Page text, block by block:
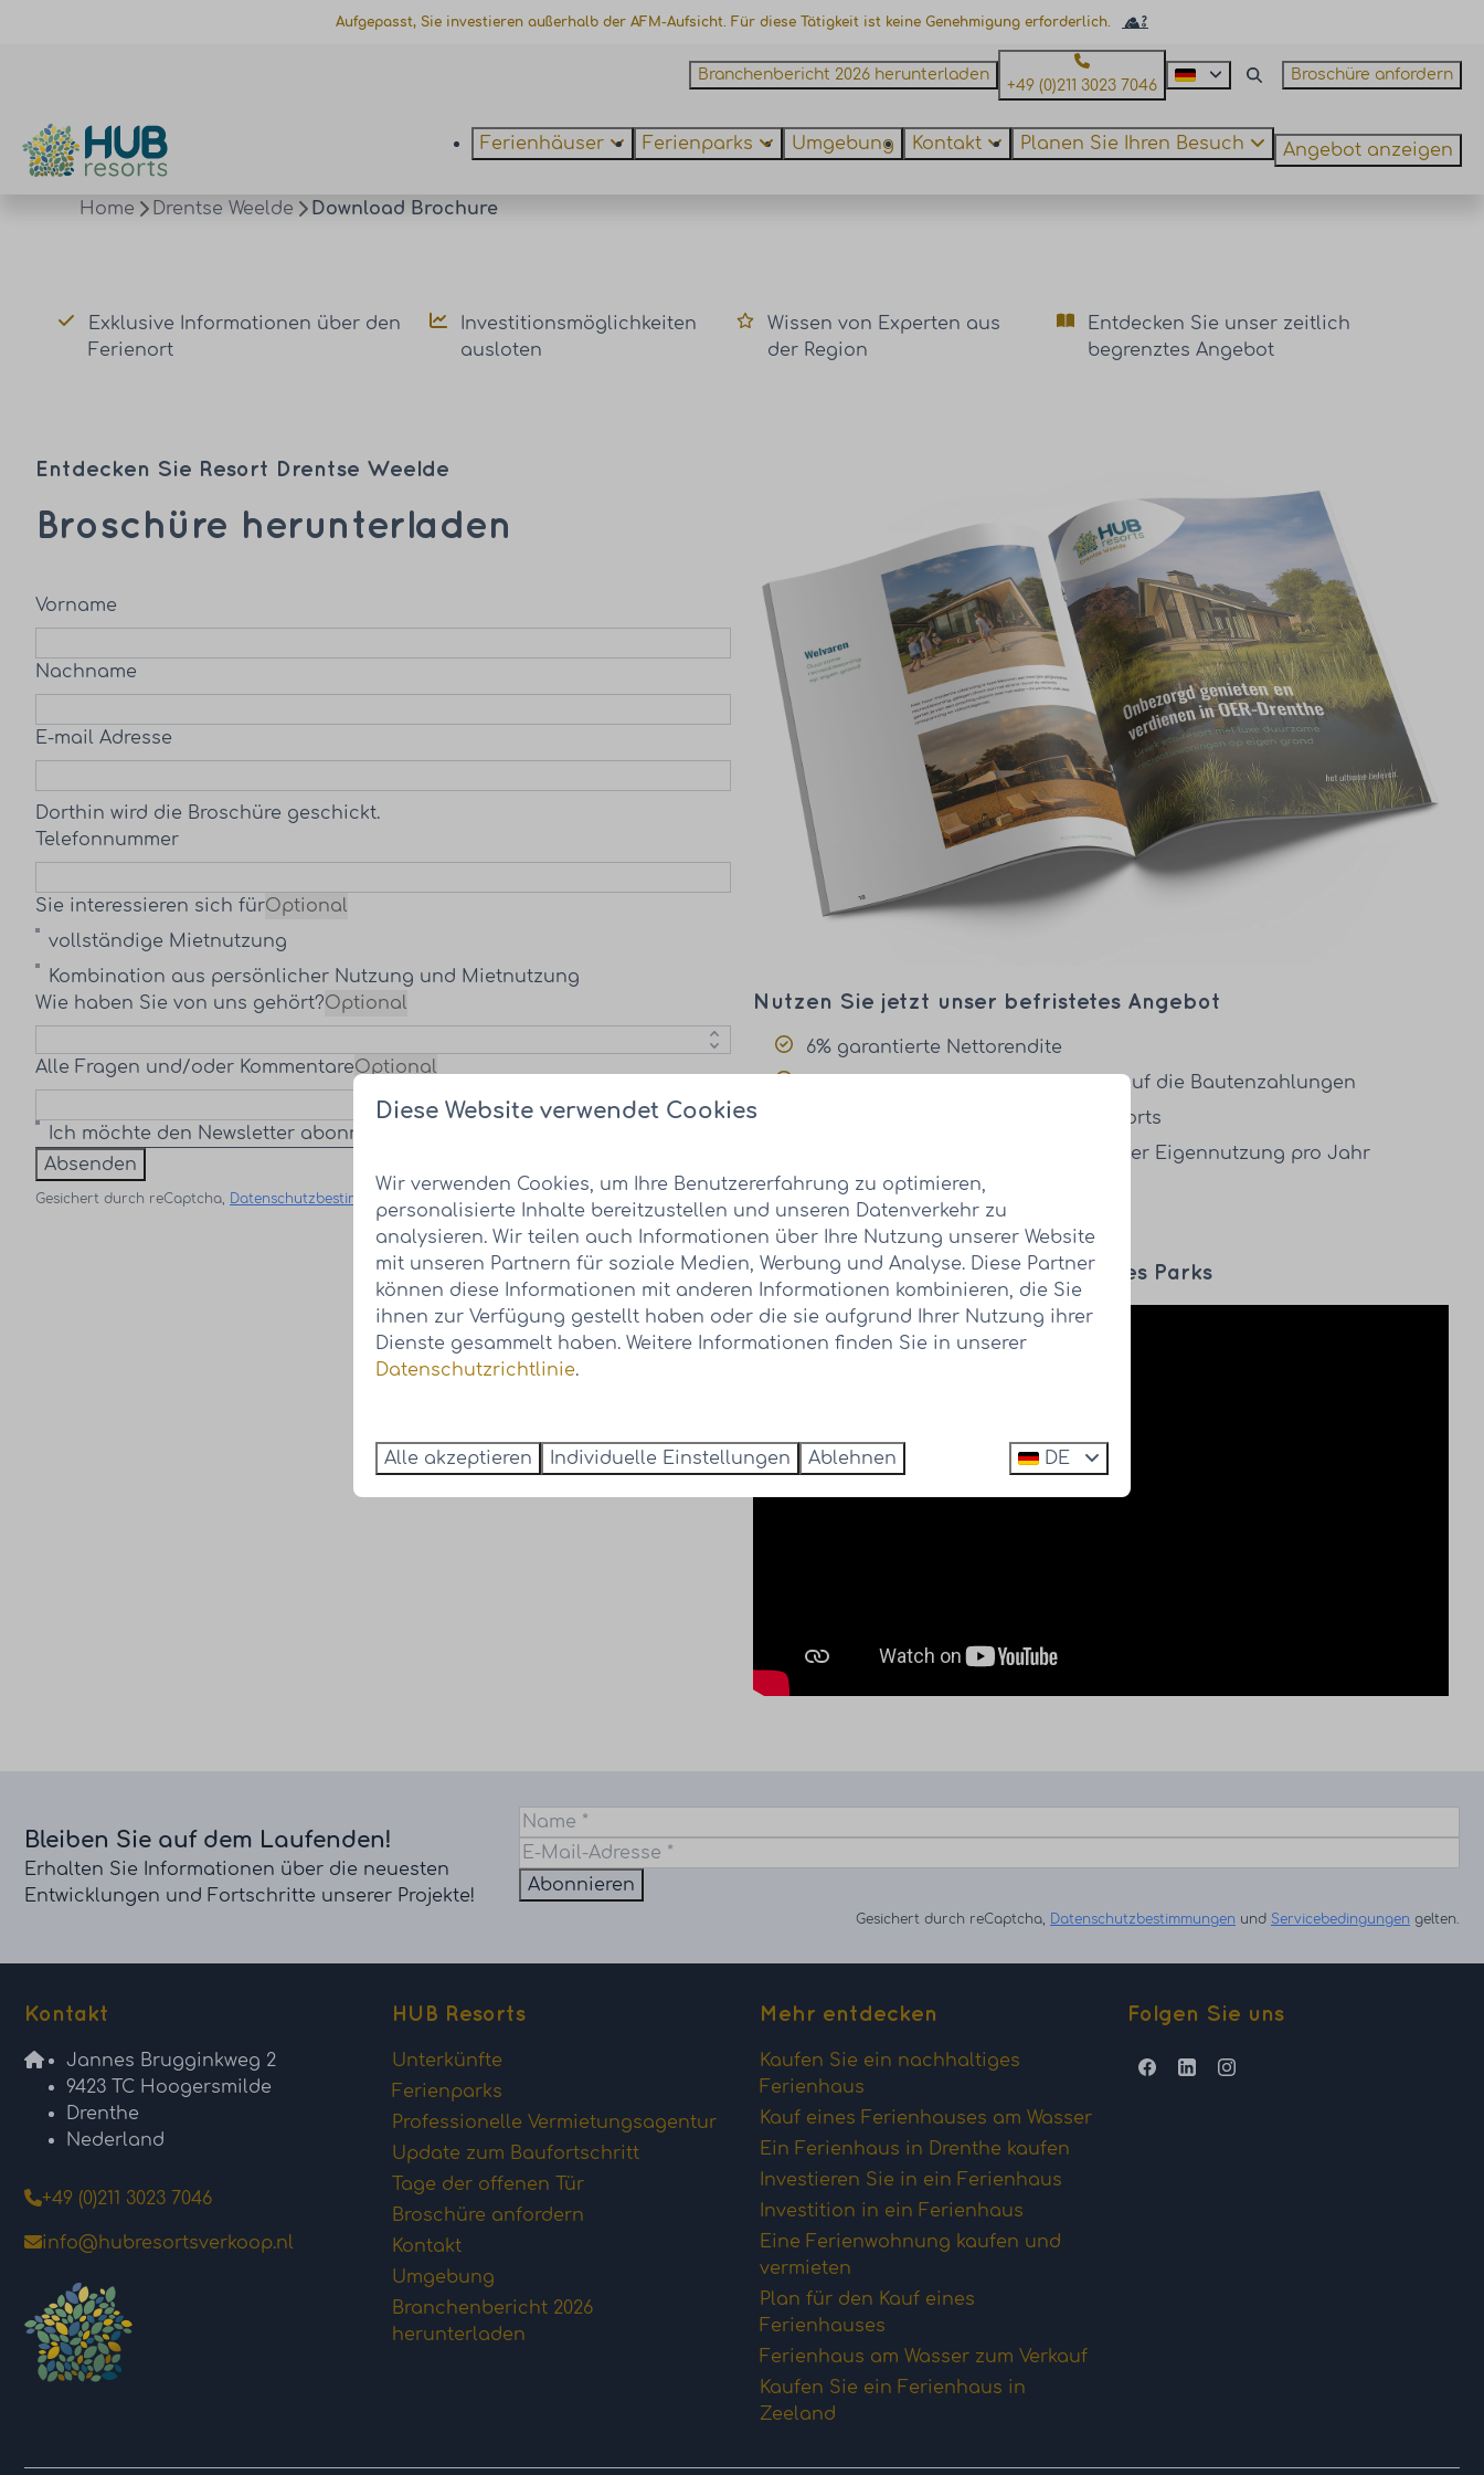
Aufgepasst, Sie investieren außerhalb der AFM-Aufsicht. Für diese Tätigkeit ist keine Genehmigung erforderlich.
Branchenbericht 2026 herunterladen
+49 (0)211 3023 7046
Broschüre anfordern
Ferienhäuser Ferienparks Umgebung Kontakt Planen Sie Ihren Besuch Angebot anzeigen
Home Drentse Weelde Download Brochure
Exklusive Informationen über den
Ferienort
Investitionsmöglichkeiten
ausloten
Wissen von Experten aus
der Region
Entdecken Sie unser zeitlich
begrenztes Angebot
Entdecken Sie Resort Drentse Weelde
Broschüre herunterladen
Vorname
Nachname
E-mail Adresse
Dorthin wird die Broschüre geschickt.
Telefonnummer
Sie interessieren sich fürOptional
vollständige Mietnutzung
Kombination aus persönlicher Nutzung und Mietnutzung
Wie haben Sie von uns gehört?Optional
Alle Fragen und/oder KommentareOptional
Ich möchte den Newsletter abonnieren.
Absenden
Gesichert durch reCaptcha, Datenschutzbestimmungen Servicebedingungen gelten.
Nutzen Sie jetzt unser befristetes Angebot
6% garantierte Nettorendite
Zusätzliche Nettorendite von 4 % auf die Bautenzahlungen
Kostenlose Nutzung aller HUB-Resorts
Unbegrenzte Anzahl von Wochen der Eigennutzung pro Jahr
Erleben Sie die Atmosphäre unseres Parks
Bleiben Sie auf dem Laufenden!
Erhalten Sie Informationen über die neuesten
Entwicklungen und Fortschritte unserer Projekte!
Abonnieren
Gesichert durch reCaptcha, Datenschutzbestimmungen und Servicebedingungen gelten.
Kontakt
Jannes Brugginkweg 2
9423 TC Hoogersmilde
Drenthe
Nederland
+49 (0)211 3023 7046
info@hubresortsverkoop.nl
HUB Resorts
Unterkünfte
Ferienparks
Professionelle Vermietungsagentur
Update zum Baufortschritt
Tage der offenen Tür
Broschüre anfordern
Kontakt
Umgebung
Branchenbericht 2026
herunterladen
Mehr entdecken
Kaufen Sie ein nachhaltiges
Ferienhaus
Kauf eines Ferienhauses am Wasser
Ein Ferienhaus in Drenthe kaufen
Investieren Sie in ein Ferienhaus
Investition in ein Ferienhaus
Eine Ferienwohnung kaufen und
vermieten
Plan für den Kauf eines
Ferienhauses
Ferienhaus am Wasser zum Verkauf
Kaufen Sie ein Ferienhaus in
Zeeland
Folgen Sie uns
Diese Website verwendet Cookies
Wir verwenden Cookies, um Ihre Benutzererfahrung zu optimieren,
personalisierte Inhalte bereitzustellen und unseren Datenverkehr zu
analysieren. Wir teilen auch Informationen über Ihre Nutzung unserer Website
mit unseren Partnern für soziale Medien, Werbung und Analyse. Diese Partner
können diese Informationen mit anderen Informationen kombinieren, die Sie
ihnen zur Verfügung gestellt haben oder die sie aufgrund Ihrer Nutzung ihrer
Dienste gesammelt haben. Weitere Informationen finden Sie in unserer
Datenschutzrichtlinie.
Alle akzeptieren Individuelle Einstellungen Ablehnen DE